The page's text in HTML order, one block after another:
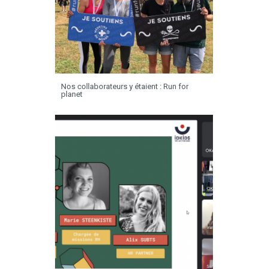
Nos collaborateurs y étaient : Run for
planet